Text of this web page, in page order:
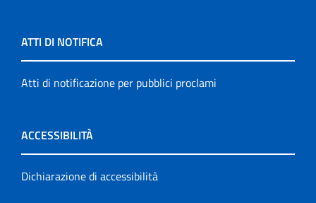
ATTI DI NOTIFICA
Atti di notificazione per pubblici proclami
ACCESSIBILITÀ
Dichiarazione di accessibilità